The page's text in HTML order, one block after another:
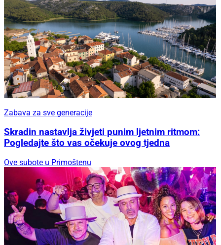
Zabava za sve generacije
Skradin nastavlja živjeti punim ljetnim ritmom:
Pogledajte što vas očekuje ovog tjedna
Ove subote u Primoštenu